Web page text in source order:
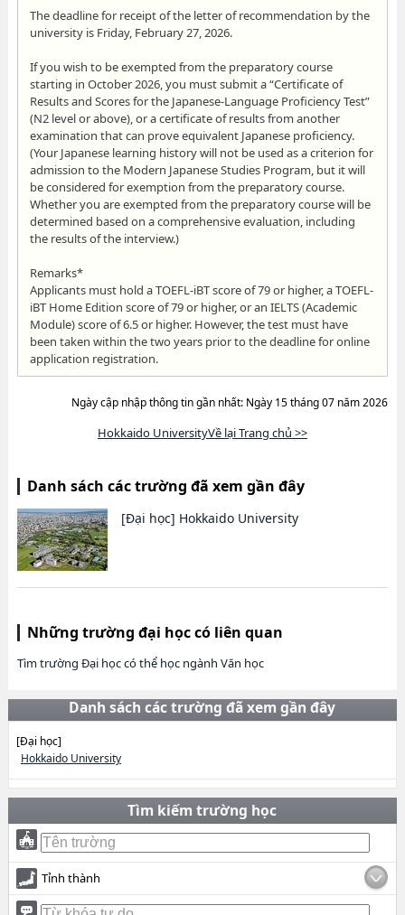
The deadline for receipt of the letter of recommendation by the
university is Friday, February 27, 2026.
If you wish to be exempted from the preparatory course
starting in October 2026, you must submit a “Certificate of
Results and Scores for the Japanese-Language Proficiency Test”
(N2 level or above), or a certificate of results from another
examination that can prove equivalent Japanese proficiency.
(Your Japanese learning history will not be used as a criterion for
admission to the Modern Japanese Studies Program, but it will
be considered for exemption from the preparatory course.
Whether you are exempted from the preparatory course will be
determined based on a comprehensive evaluation, including
the results of the interview.)
Remarks*
Applicants must hold a TOEFL-iBT score of 79 or higher, a TOEFL-
iBT Home Edition score of 79 or higher, or an IELTS (Academic
Module) score of 6.5 or higher. However, the test must have
been taken within the two years prior to the deadline for online
application registration.
Ngày cập nhập thông tin gần nhất: Ngày 15 tháng 07 năm 2026
Hokkaido UniversityVề lại Trang chủ >>
Danh sách các trường đã xem gần đây
[Đại học] Hokkaido University
Những trường đại học có liên quan
Tìm trường Đại học có thể học ngành Văn học
Danh sách các trường đã xem gần đây
[Đại học]
Hokkaido University
Tìm kiếm trường học
Tỉnh thành